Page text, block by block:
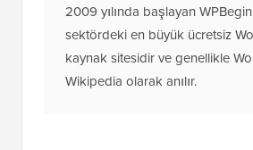
2009 yılında başlayan
sektördeki en büyük ücretsiz
kaynak sitesidir ve genellikle
Wikipedia olarak anılır.